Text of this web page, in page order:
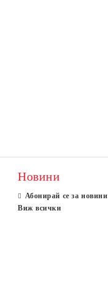
Новини
Абонирай се за новини
Виж всички